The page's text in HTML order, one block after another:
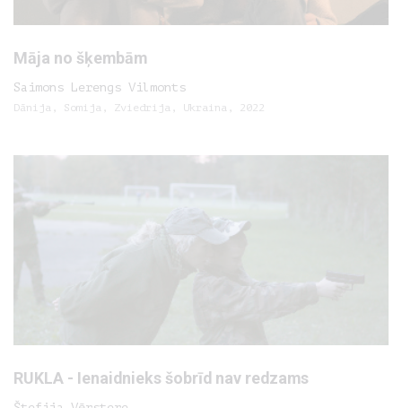
Māja no šķembām
Saimons Lerengs Vilmonts
Dānija, Somija, Zviedrija, Ukraina, 2022
RUKLA - Ienaidnieks šobrīd nav redzams